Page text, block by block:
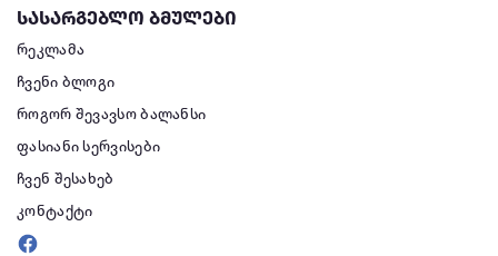
სასარგებლო ბმულები
რეკლამა
ჩვენი ბლოგი
როგორ შევავსო ბალანსი
ფასიანი სერვისები
ჩვენ შესახებ
კონტაქტი